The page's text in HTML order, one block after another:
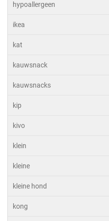
hypoallergeen
ikea
kat
kauwsnack
kauwsnacks
kip
kivo
klein
kleine
kleine hond
kong